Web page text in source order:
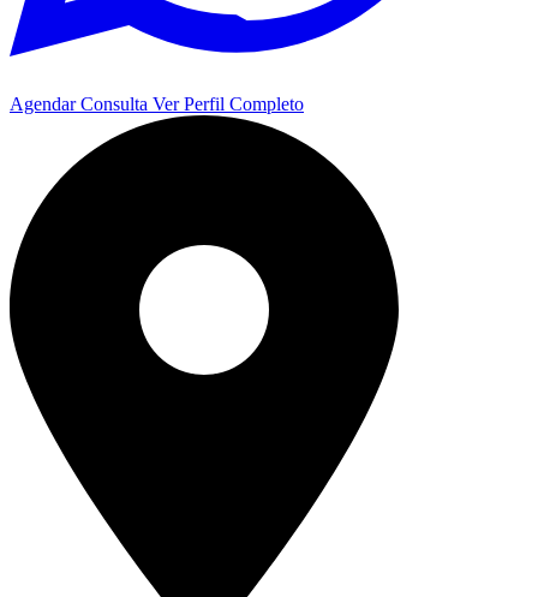
Agendar Consulta Ver Perfil Completo